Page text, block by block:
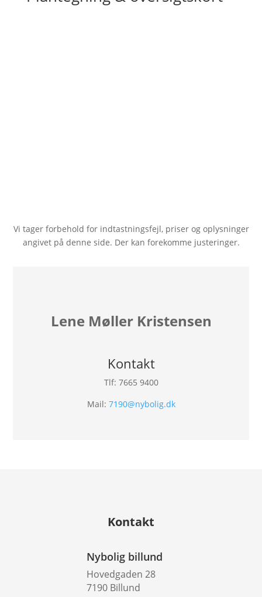
Vi tager forbehold for indtastningsfejl, priser og oplysninger
angivet på denne side. Der kan forekomme justeringer.
Lene Møller Kristensen
Kontakt
Tlf: 7665 9400
Mail: 7190@nybolig.dk
Kontakt
Nybolig billund
Hovedgaden 28
7190 Billund